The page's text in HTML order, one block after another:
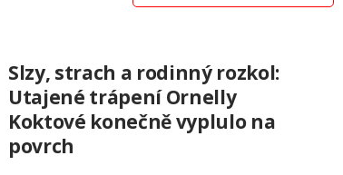
Slzy, strach a rodinný rozkol:
Utajené trápení Ornelly
Koktové konečně vyplulo na
povrch